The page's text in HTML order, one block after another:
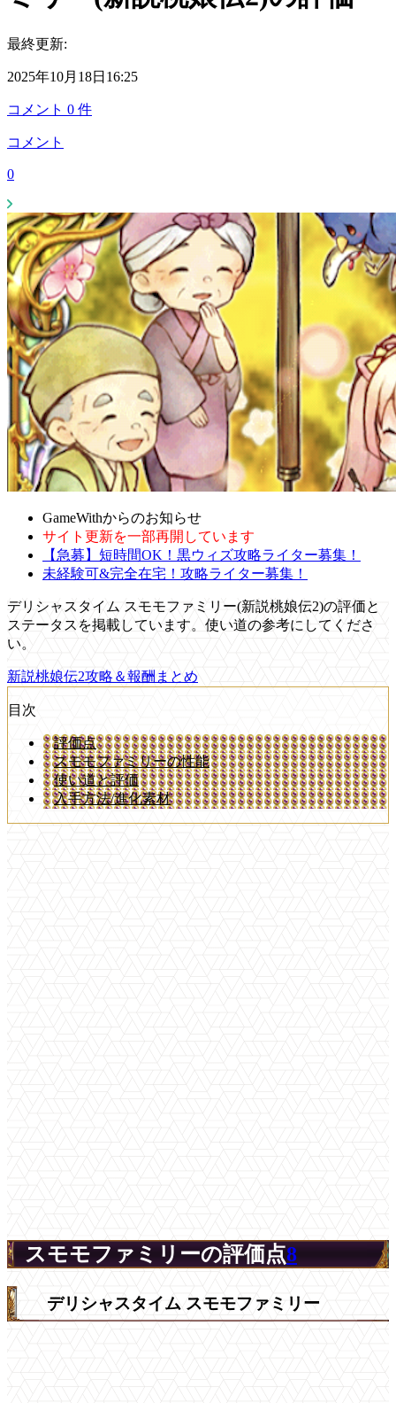
最終更新:
2025年10月18日16:25
コメント 0 件
コメント
0
GameWithからのお知らせ
サイト更新を一部再開しています
【急募】短時間OK！黒ウィズ攻略ライター募集！
未経験可&完全在宅！攻略ライター募集！
デリシャスタイム スモモファミリー(新説桃娘伝2)の評価と
ステータスを掲載しています。使い道の参考にしてくださ
い。
新説桃娘伝2攻略＆報酬まとめ
目次
評価点
スモモファミリーの性能
使い道と評価
入手方法/進化素材
スモモファミリーの評価点8
デリシャスタイム スモモファミリー